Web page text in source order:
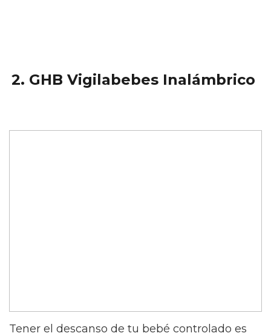
2. GHB Vigilabebes Inalámbrico
Tener el descanso de tu bebé controlado es